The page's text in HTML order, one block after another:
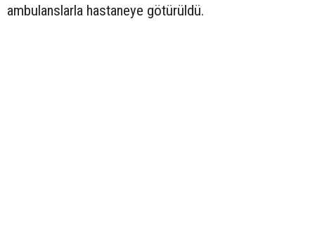
ambulanslarla hastaneye götürüldü.